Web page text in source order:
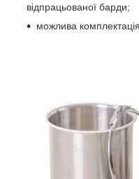
відпрацьованої барди;
можлива